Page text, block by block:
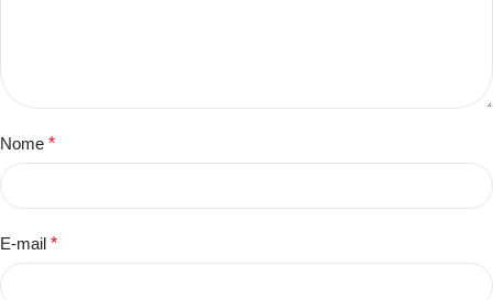
Nome *
E-mail *